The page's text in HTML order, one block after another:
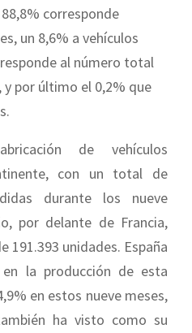
corresponde
un 8,6% a vehículos
al número total
por último el 0,2% que
de vehículos
con un total de
durante los nueve
por delante de Francia,
191.393 unidades. España
la producción de esta
en estos nueve meses,
ha visto como su